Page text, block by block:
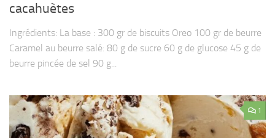
cacahuètes
Ingrédients: La base : 300 gr de biscuits Oreo 100 gr de beurre
Caramel au beurre salé: 80 g de sucre 60 g de glucose 45 g de
beurre pincée de sel 90 g...
1